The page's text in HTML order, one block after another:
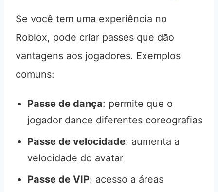
Se você tem uma experiência no
Roblox, pode criar passes que dão
vantagens aos jogadores. Exemplos
comuns:
Passe de dança: permite que o
jogador dance diferentes coreografias
Passe de velocidade: aumenta a
velocidade do avatar
Passe de VIP: acesso a áreas